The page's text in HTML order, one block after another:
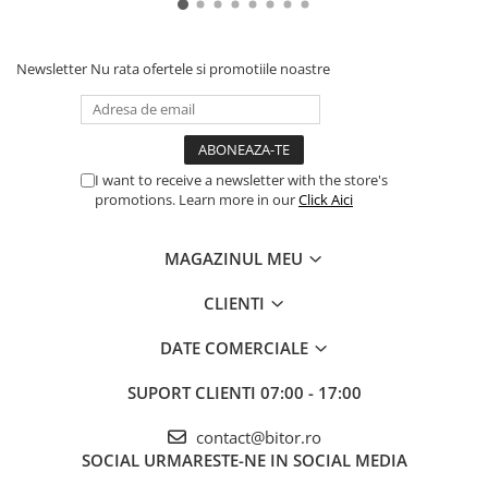
Newsletter Nu rata ofertele si promotiile noastre
I want to receive a newsletter with the store's
promotions. Learn more in ourClick Aici
MAGAZINUL MEU
CLIENTI
DATE COMERCIALE
SUPORT CLIENTI 07:00 - 17:00
contact@bitor.ro
SOCIAL URMARESTE-NE IN SOCIAL MEDIA